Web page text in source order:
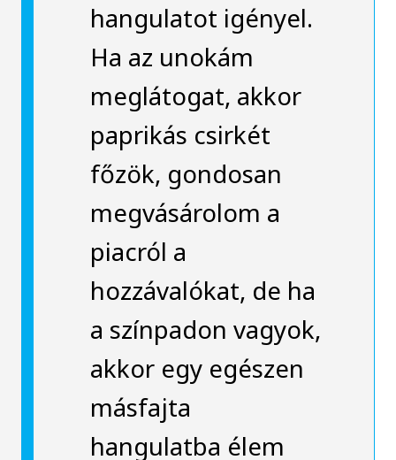
hangulatot igényel.
Ha az unokám
meglátogat, akkor
paprikás csirkét
főzök, gondosan
megvásárolom a
piacról a
hozzávalókat, de ha
a színpadon vagyok,
akkor egy egészen
másfajta
hangulatba élem